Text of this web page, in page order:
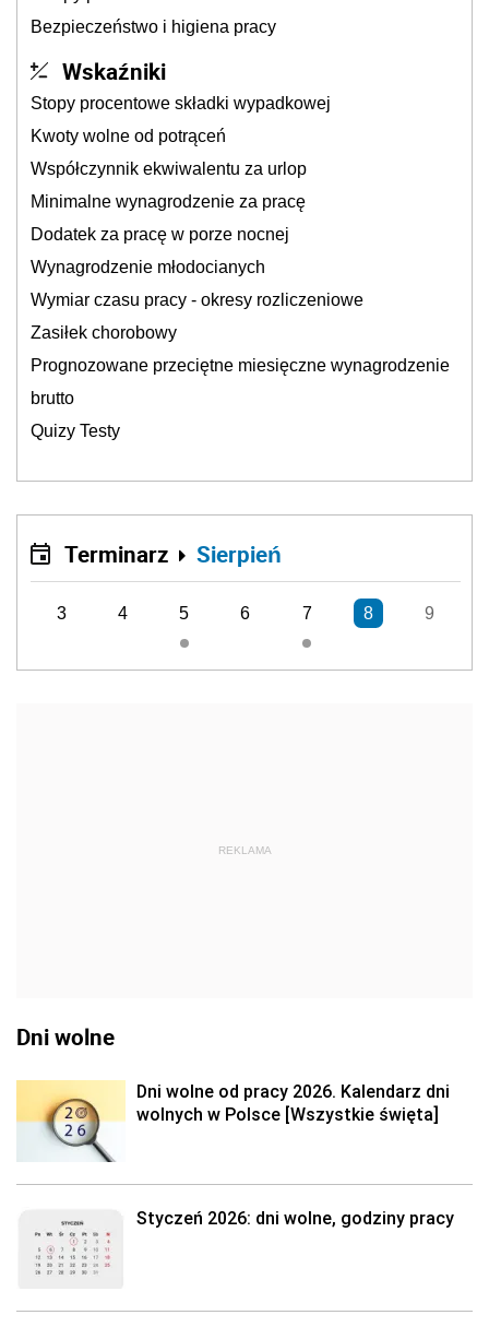
Bezpieczeństwo i higiena pracy
Wskaźniki
Stopy procentowe składki wypadkowej
Kwoty wolne od potrąceń
Współczynnik ekwiwalentu za urlop
Minimalne wynagrodzenie za pracę
Dodatek za pracę w porze nocnej
Wynagrodzenie młodocianych
Wymiar czasu pracy - okresy rozliczeniowe
Zasiłek chorobowy
Prognozowane przeciętne miesięczne wynagrodzenie
brutto
Quizy Testy
Terminarz Sierpień
3 4 5 6 7 8 9
REKLAMA
Dni wolne
Dni wolne od pracy 2026. Kalendarz dni
wolnych w Polsce [Wszystkie święta]
Styczeń 2026: dni wolne, godziny pracy